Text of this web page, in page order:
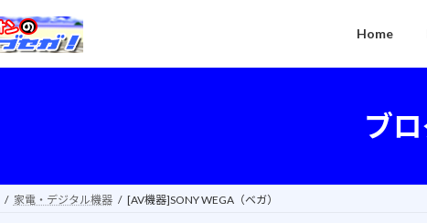
Home
ブ
家電・デジタル機器 [AV機器]SONY WEGA（ベガ）